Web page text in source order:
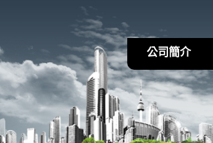
公司簡介